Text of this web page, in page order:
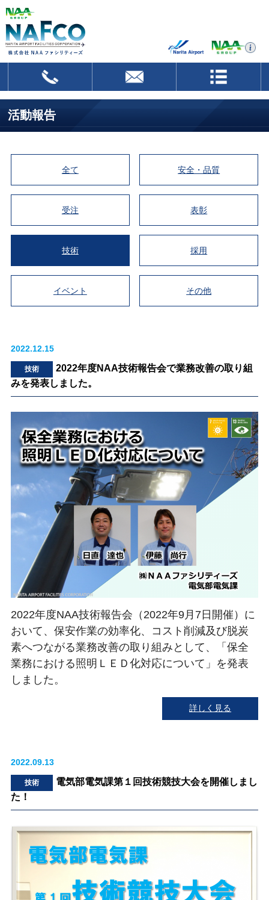
活動報告
全て 安全・品質
受注 表彰
技術 採用
イベント その他
2022.12.15
技術
2022年度NAA技術報告会で業務改善の取り組
みを発表しました。
2022年度NAA技術報告会（2022年9月7日開催）に
おいて、保安作業の効率化、コスト削減及び脱炭
素へつながる業務改善の取り組みとして、「保全
業務における照明ＬＥＤ化対応について」を発表
しました。
詳しく見る
2022.09.13
技術
電気部電気課第１回技術競技大会を開催しまし
た！